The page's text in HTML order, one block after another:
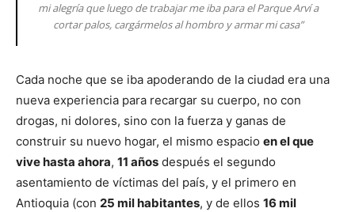
mi alegría que luego de trabajar me iba para el Parque Arví a
cortar palos, cargármelos al hombro y armar mi casa”
Cada noche que se iba apoderando de la ciudad era una
nueva experiencia para recargar su cuerpo, no con
drogas, ni dolores, sino con la fuerza y ganas de
construir su nuevo hogar, el mismo espacio en el que
vive hasta ahora, 11 años después el segundo
asentamiento de víctimas del país, y el primero en
Antioquia (con 25 mil habitantes, y de ellos 16 mil